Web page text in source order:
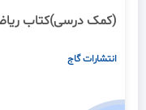
(کمک درسی)کتاب
انتشارات گاج